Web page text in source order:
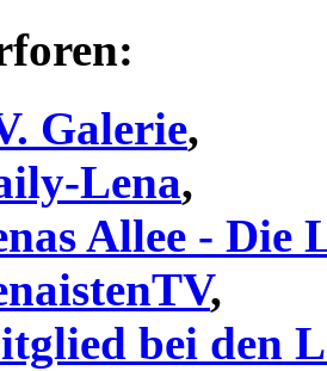
Galerie,
Lena,
Allee - Die
,
bei den